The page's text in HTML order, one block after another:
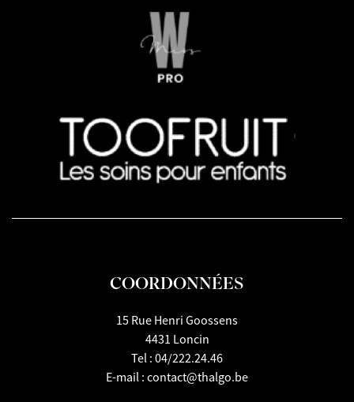
COORDONNÉES
15 Rue Henri Goossens
4431 Loncin
Tel : 04/222.24.46
E-mail : contact@thalgo.be